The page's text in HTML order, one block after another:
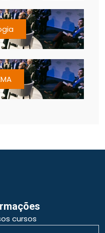
cursos